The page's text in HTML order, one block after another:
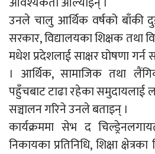
उनले चालु आर्थिक वर्षको बाँकी
सरकार, विद्यालयका शिक्षक तथा
मधेश प्रदेशलाई साक्षर घोषणा गर्न
। आर्थिक, सामाजिक तथा
पहुँचबाट टाढा रहेका समुदायलाई
सञ्चालन गरिने उनले बताइन् ।
कार्यक्रममा सेभ द
निकायका प्रतिनिधि, शिक्षा